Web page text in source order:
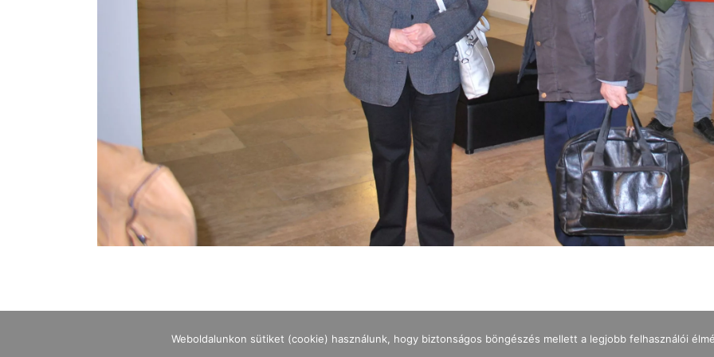
IMPRESSZUM ADATKEZELÉS NYITVATARTÁS JEGYÁRAK
Weboldalunkon sütiket (cookie) használunk, hogy biztonságos böngészés mellett a legjobb felhasználói